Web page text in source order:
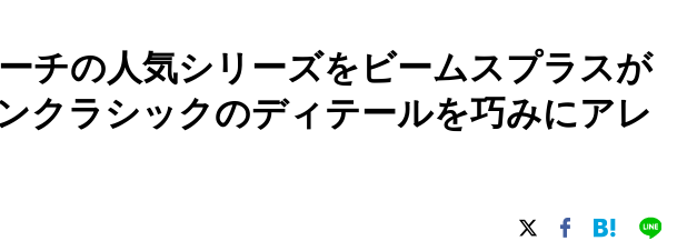
チの人気シリーズをビームスプラスが
クラシックのディテールを巧みにアレ